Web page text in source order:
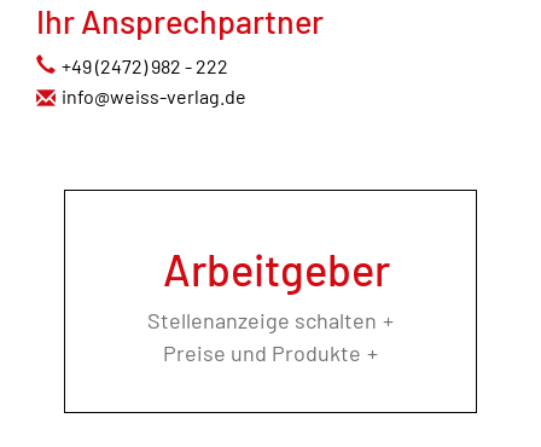
Ihr Ansprechpartner
+49 (2472) 982 - 222
info@weiss-verlag.de
Arbeitgeber
Stellenanzeige schalten
Preise und Produkte